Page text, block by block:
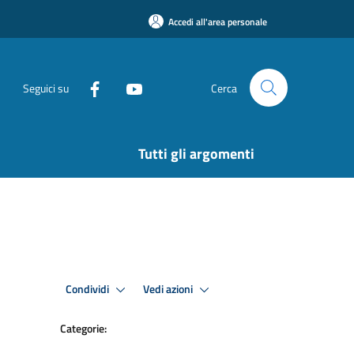
Accedi all'area personale
Seguici su Cerca
Tutti gli argomenti
Condividi Vedi azioni
Categorie: